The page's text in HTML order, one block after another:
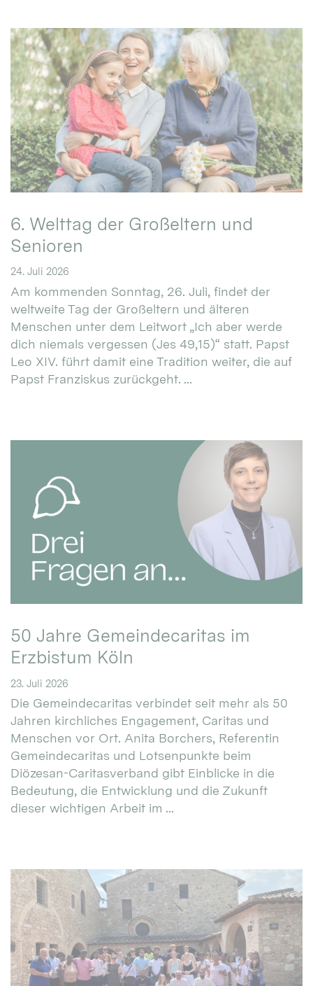
6. Welttag der Großeltern und
Senioren
24. Juli 2026
Am kommenden Sonntag, 26. Juli, findet der
weltweite Tag der Großeltern und älteren
Menschen unter dem Leitwort „Ich aber werde
dich niemals vergessen (Jes 49,15)“ statt. Papst
Leo XIV. führt damit eine Tradition weiter, die auf
Papst Franziskus zurückgeht. ...
50 Jahre Gemeindecaritas im
Erzbistum Köln
23. Juli 2026
Die Gemeindecaritas verbindet seit mehr als 50
Jahren kirchliches Engagement, Caritas und
Menschen vor Ort. Anita Borchers, Referentin
Gemeindecaritas und Lotsenpunkte beim
Diözesan-Caritasverband gibt Einblicke in die
Bedeutung, die Entwicklung und die Zukunft
dieser wichtigen Arbeit im ...